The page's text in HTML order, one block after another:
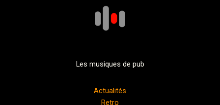
Les musiques de pub
Actualités
Retro